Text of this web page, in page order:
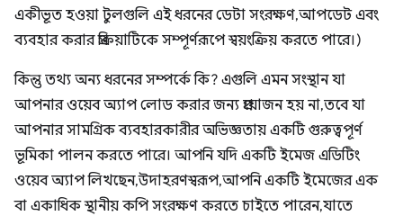
একীভূত হওয়া টুলগুলি এই ধরনের ডেটা সংরক্ষণ, আপডেট এবং
ব্যবহার করার প্রক্রিয়াটিকে সম্পূর্ণরূপে স্বয়ংক্রিয় করতে পারে।)
কিন্তু তথ্য অন্য ধরনের সম্পর্কে কি? এগুলি এমন সংস্থান যা
আপনার ওয়েব অ্যাপ লোড করার জন্য প্রয়োজন হয় না, তবে যা
আপনার সামগ্রিক ব্যবহারকারীর অভিজ্ঞতায় একটি গুরুত্বপূর্ণ
ভূমিকা পালন করতে পারে। আপনি যদি একটি ইমেজ এডিটিং
ওয়েব অ্যাপ লিখছেন, উদাহরণস্বরূপ, আপনি একটি ইমেজের এক
বা একাধিক স্থানীয় কপি সংরক্ষণ করতে চাইতে পারেন, যাতে